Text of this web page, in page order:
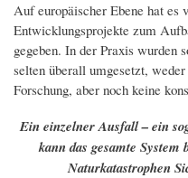
Auf europäischer Ebene hat es
Entwicklungsprojekte zum
gegeben. In der Praxis wurden
selten überall umgesetzt,
Forschung, aber noch keine
Ein einzelner Ausfall – ein
kann das gesamte
Naturkatastrophen